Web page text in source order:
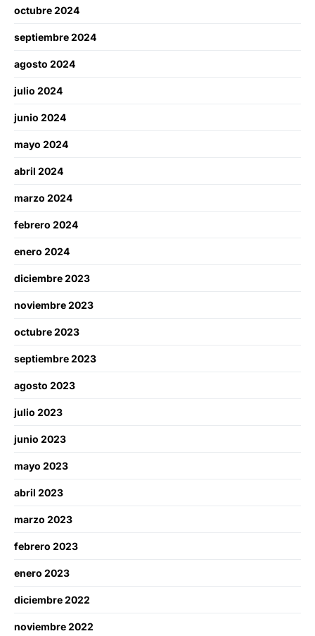
octubre 2024
septiembre 2024
agosto 2024
julio 2024
junio 2024
mayo 2024
abril 2024
marzo 2024
febrero 2024
enero 2024
diciembre 2023
noviembre 2023
octubre 2023
septiembre 2023
agosto 2023
julio 2023
junio 2023
mayo 2023
abril 2023
marzo 2023
febrero 2023
enero 2023
diciembre 2022
noviembre 2022